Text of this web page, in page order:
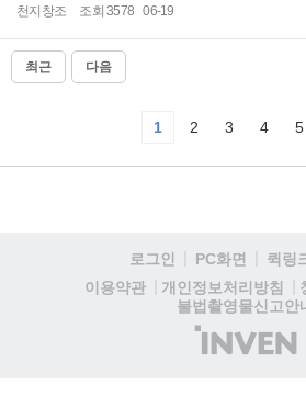
천지창조 조회 3578 06-19
최근 다음
1 2 3 4 5
로그인 PC화면 퀵링
이용약관
개인정보처리방침
불법촬영물신고안
(주)
인